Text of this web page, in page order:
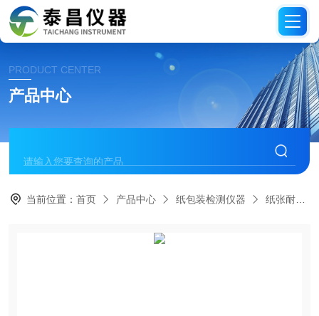
PRODUCT CENTER
产品中心
当前位置：首页 产品中心 纸包装检测仪器 纸张耐破度仪